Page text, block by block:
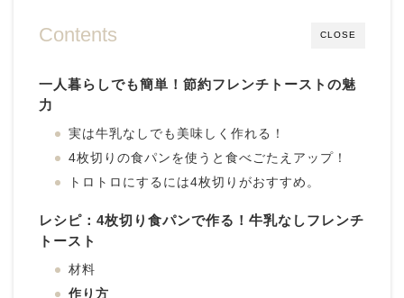
CLOSE
Contents
一人暮らしでも簡単！節約フレンチトーストの魅
力
実は牛乳なしでも美味しく作れる！
4枚切りの食パンを使うと食べごたえアップ！
トロトロにするには4枚切りがおすすめ。
レシピ：4枚切り食パンで作る！牛乳なしフレンチ
トースト
材料
作り方